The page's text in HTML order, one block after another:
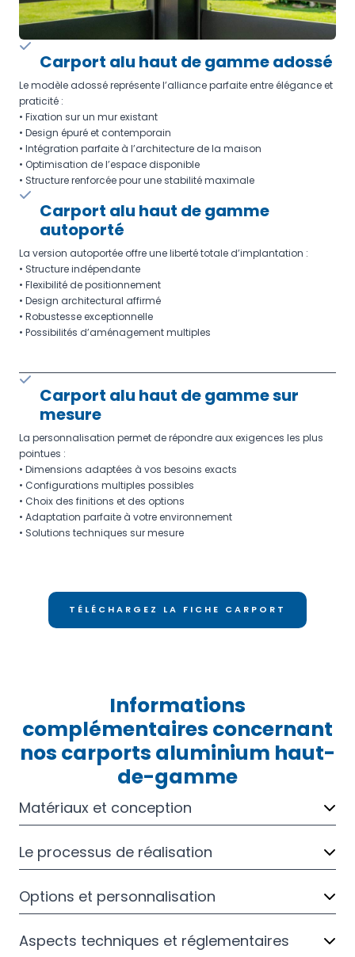
Carport alu haut de gamme adossé
Le modèle adossé représente l’alliance parfaite entre élégance et
praticité :
• Fixation sur un mur existant
• Design épuré et contemporain
• Intégration parfaite à l’architecture de la maison
• Optimisation de l’espace disponible
• Structure renforcée pour une stabilité maximale
Carport alu haut de gamme
autoporté
La version autoportée offre une liberté totale d’implantation :
• Structure indépendante
• Flexibilité de positionnement
• Design architectural affirmé
• Robustesse exceptionnelle
• Possibilités d’aménagement multiples
Carport alu haut de gamme sur
mesure
La personnalisation permet de répondre aux exigences les plus
pointues :
• Dimensions adaptées à vos besoins exacts
• Configurations multiples possibles
• Choix des finitions et des options
• Adaptation parfaite à votre environnement
• Solutions techniques sur mesure
TÉLÉCHARGEZ LA FICHE CARPORT
Informations
complémentaires concernant
nos carports aluminium haut-
de-gamme
Matériaux et conception
Le processus de réalisation
Options et personnalisation
Aspects techniques et réglementaires